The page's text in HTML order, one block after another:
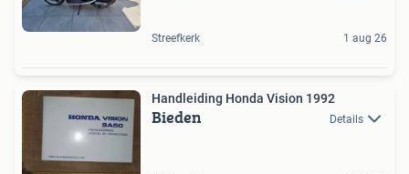
Streefkerk 1 aug 26
Handleiding Honda Vision 1992
Bieden Details